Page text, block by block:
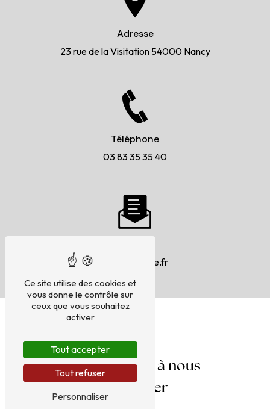
Adresse
23 rue de la Visitation 54000 Nancy
Téléphone
03 83 35 35 40
9eta@orange.fr
N'hésitez pas à nous
contacter
Ce site utilise des cookies et
vous donne le contrôle sur
ceux que vous souhaitez
activer
Tout accepter
Tout refuser
Personnaliser